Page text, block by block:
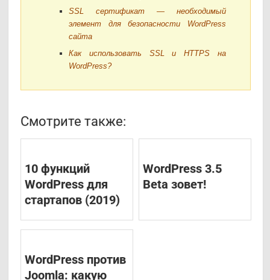
SSL сертификат — необходимый
элемент для безопасности WordPress
сайта
Как использовать SSL и HTTPS на
WordPress?
Смотрите также:
10 функций
WordPress для
стартапов (2019)
WordPress 3.5
Beta зовет!
WordPress против
Joomla: какую